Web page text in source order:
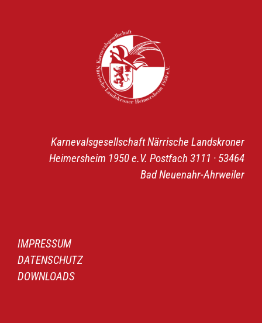
Karnevalsgesellschaft Närrische Landskroner
Heimersheim 1950 e.V. Postfach 3111 · 53464
Bad Neuenahr-Ahrweiler
IMPRESSUM
DATENSCHUTZ
DOWNLOADS